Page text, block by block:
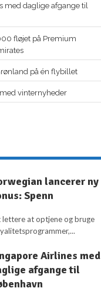
med daglige afgange til
fløjet på Premium
på én flybillet
vinternyheder
lancerer ny
Spenn
lettere at optjene og bruge
Airlines med
afgange til